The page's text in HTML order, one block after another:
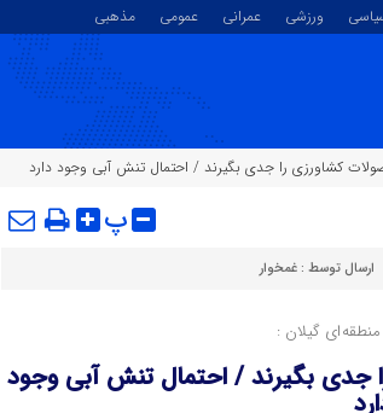
ورزشی عمرانی عمومی
مذهبی
کشاورزی را جدی بگیرند / احتمال تنش آبی وجود دارد
پ
ارسال توسط : غمخوار
ای گیلان :
جدی بگیرند / احتمال تنش آبی وجود